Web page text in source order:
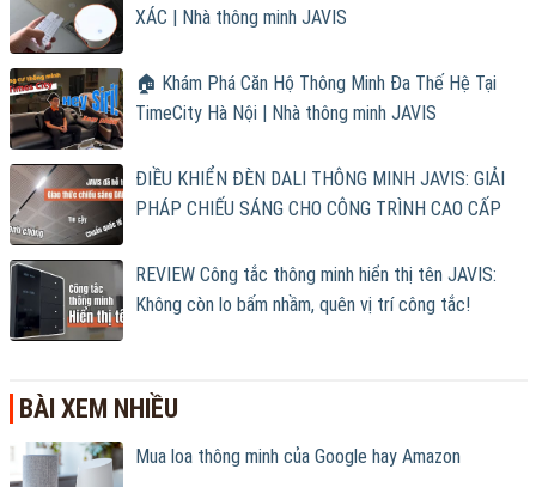
XÁC | Nhà thông minh JAVIS
🏠 Khám Phá Căn Hộ Thông Minh Đa Thế Hệ Tại
TimeCity Hà Nội | Nhà thông minh JAVIS
ĐIỀU KHIỂN ĐÈN DALI THÔNG MINH JAVIS: GIẢI
PHÁP CHIẾU SÁNG CHO CÔNG TRÌNH CAO CẤP
REVIEW Công tắc thông minh hiển thị tên JAVIS:
Không còn lo bấm nhầm, quên vị trí công tắc!
BÀI XEM NHIỀU
Mua loa thông minh của Google hay Amazon